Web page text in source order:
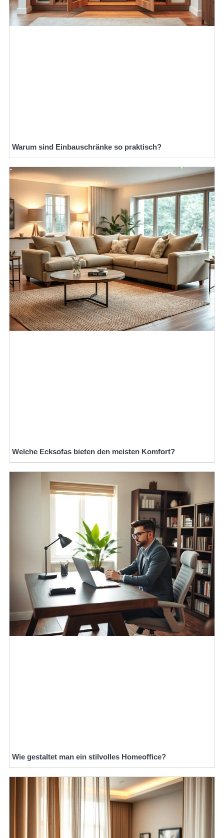
Warum sind Einbauschränke so praktisch?
Welche Ecksofas bieten den meisten Komfort?
Wie gestaltet man ein stilvolles Homeoffice?